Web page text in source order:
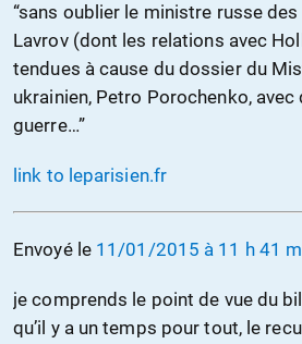
“sans oublier le ministre russe
Lavrov (dont les relations avec
tendues à cause du dossier du
ukrainien, Petro Porochenko, avec
guerre…”
link to leparisien.fr
Envoyé le 11/01/2015 à 11 h 41
je comprends le point de vue du
qu’il y a un temps pour tout, le